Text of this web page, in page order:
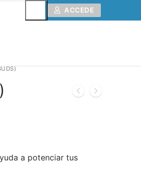
ACCEDE
a potenciar tus